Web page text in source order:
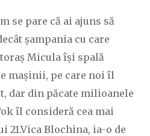
se pare că ai ajuns să
șampania cu care
Micula își spală
mașinii, pe care noi îl
dar din păcate milioanele
îl consideră cea mai
21.Vica Blochina, ia-o de